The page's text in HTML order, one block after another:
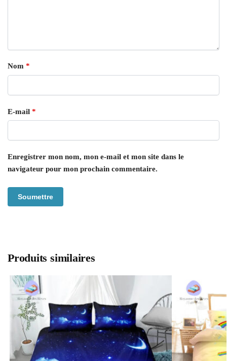
Nom *
E-mail *
Enregistrer mon nom, mon e-mail et mon site dans le
navigateur pour mon prochain commentaire.
Produits similaires